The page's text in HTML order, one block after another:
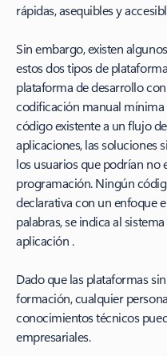
rápidas, asequibles y
Sin embargo, existen
estos dos tipos de
plataforma de desarrollo
codificación manual
código existente a un flujo
aplicaciones, las soluciones
los usuarios que podrían no
programación. Ningún
declarativa con un enfoque
palabras, se indica al
aplicación .
Dado que las plataformas
formación, cualquier
conocimientos técnicos
empresariales.